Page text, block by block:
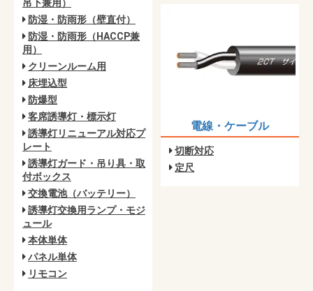
吊下兼用）
防湿・防雨形（壁直付）
防湿・防雨形（HACCP兼
用）
クリーンルーム用
床埋込型
防爆型
客席誘導灯・標示灯
誘導灯リニューアル対応プ
レート
誘導灯ガード・吊り具・取
付ボックス
交換電池（バッテリー）
誘導灯交換用ランプ・モジ
ュール
本体単体
パネル単体
リモコン
電線・ケーブル
切断対応
定尺